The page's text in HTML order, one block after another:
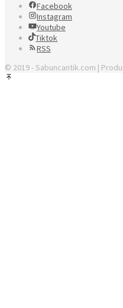
Facebook
Instagram
Youtube
Tiktok
RSS
© 2019 - Sabuncantik.com |